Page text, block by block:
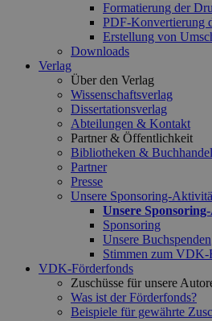
Formatierung der
PDF-Konvertierung
Erstellung von
Downloads
Verlag
Über den Verlag
Wissenschaftsverlag
Dissertationsverlag
Abteilungen & Kontakt
Partner & Öffentlichkeit
Bibliotheken & Buchhandel
Partner
Presse
Unsere Sponsoring-
Unsere
Sponsoring
Unsere Buchspenden
Stimmen zum VDK-
VDK-Förderfonds
Zuschüsse für unsere
Was ist der Förderfonds?
Beispiele für gewährte